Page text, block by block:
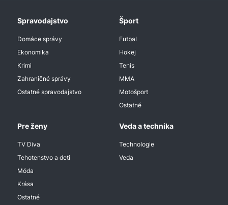
Spravodajstvo
Domáce správy
Ekonomika
Krimi
Zahraničné správy
Ostatné spravodajstvo
Šport
Futbal
Hokej
Tenis
MMA
Motošport
Ostatné
Pre ženy
TV Diva
Tehotenstvo a deti
Móda
Krása
Ostatné
Veda a technika
Technologie
Veda